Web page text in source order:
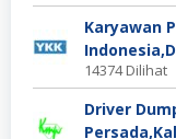
Karyawan
14374 Dilihat
Driver